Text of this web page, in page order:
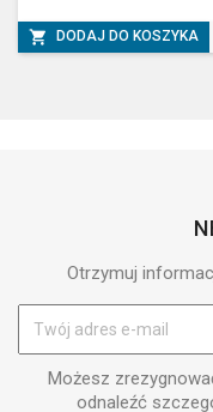
 DODAJ DO KOSZYKA
Otrzymuj
Możesz
odnaleźć